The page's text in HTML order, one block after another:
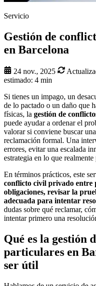
Servicio
Gestión de
en Barcelona
24 nov., 2025
estimado: 4 min
Si tienes un impago, un
de lo pactado o un daño que
físicas, la gestión de
puede ayudar a ordenar el
valorar si conviene buscar
reclamación formal. Una
errores, evitar una escalada
estrategia en lo que realmente
En términos prácticos, este
conflicto civil privado entre
obligaciones, revisar la
adecuada para intentar
dudas sobre qué reclamar,
intentar primero una
Qué es la gestión
particulares en
ser útil